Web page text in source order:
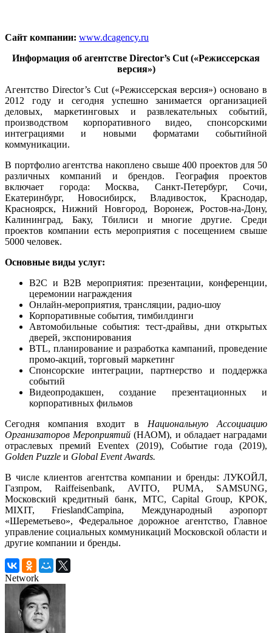
Сайт компании: www.dcagency.ru
Информация об агентстве Director’s Cut («Режиссерская
версия»)
Агентство Director’s Cut («Режиссерская версия») основано в
2012 году и сегодня успешно занимается организацией
деловых, маркетинговых и развлекательных событий,
производством корпоративного видео, спонсорскими
интеграциями и новыми форматами событийной
коммуникации.
В портфолио агентства накоплено свыше 400 проектов для 50
различных компаний и брендов. География проектов
включает города: Москва, Санкт-Петербург, Сочи,
Екатеринбург, Новосибирск, Владивосток, Краснодар,
Красноярск, Нижний Новгород, Воронеж, Ростов-на-Дону,
Калининград, Баку, Тбилиси и многие другие. Среди
проектов компании есть мероприятия с посещением свыше
5000 человек.
Основные виды услуг:
B2C и B2B мероприятия: презентации, конференции,
церемонии награждения
Онлайн-мероприятия, трансляции, радио-шоу
Корпоративные события, тимбилдинги
Автомобильные события: тест-драйвы, дни открытых
дверей, экспонирования
BTL, планирование и разработка кампаний, проведение
промо-акций, торговый маркетинг
Спонсорские интеграции, партнерство и поддержка
событий
Видеопродакшен, создание презентационных и
корпоративных фильмов
Сегодня компания входит в Национальную Ассоциацию
Организаторов Мероприятий (НАОМ), и обладает наградами
отраслевых премий Eventex (2019), Событие года (2019),
Golden Puzzle и Global Event Awards.
В числе клиентов агентства компании и бренды: ЛУКОЙЛ,
Газпром, Raiffeisenbank, AVITO, PUMA, SAMSUNG,
Московский кредитный банк, МТС, Capital Group, КРОК,
MIXIT, FrieslandCampina, Международный аэропорт
«Шереметьево», Федеральное дорожное агентство, Главное
управление социальных коммуникаций Московской области и
другие компании и бренды.
Network